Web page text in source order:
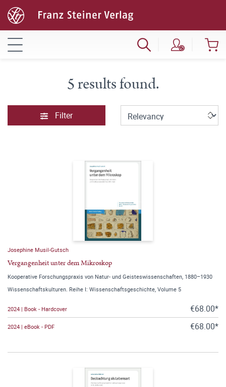
5 results found.
Filter
Josephine Musil-Gutsch
Vergangenheit unter dem Mikroskop
Kooperative Forschungspraxis von Natur- und Geisteswissenschaften, 1880–1930
Wissenschaftskulturen. Reihe I: Wissenschaftsgeschichte, Volume 5
2024 | Book - Hardcover €68.00*
2024 | eBook - PDF €68.00*